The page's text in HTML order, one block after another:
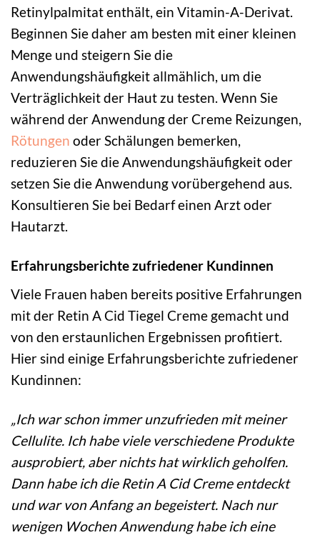
Retinylpalmitat enthält, ein Vitamin-A-Derivat.
Beginnen Sie daher am besten mit einer kleinen
Menge und steigern Sie die
Anwendungshäufigkeit allmählich, um die
Verträglichkeit der Haut zu testen. Wenn Sie
während der Anwendung der Creme Reizungen,
Rötungen oder Schälungen bemerken,
reduzieren Sie die Anwendungshäufigkeit oder
setzen Sie die Anwendung vorübergehend aus.
Konsultieren Sie bei Bedarf einen Arzt oder
Hautarzt.
Erfahrungsberichte zufriedener Kundinnen
Viele Frauen haben bereits positive Erfahrungen
mit der Retin A Cid Tiegel Creme gemacht und
von den erstaunlichen Ergebnissen profitiert.
Hier sind einige Erfahrungsberichte zufriedener
Kundinnen:
„Ich war schon immer unzufrieden mit meiner
Cellulite. Ich habe viele verschiedene Produkte
ausprobiert, aber nichts hat wirklich geholfen.
Dann habe ich die Retin A Cid Creme entdeckt
und war von Anfang an begeistert. Nach nur
wenigen Wochen Anwendung habe ich eine